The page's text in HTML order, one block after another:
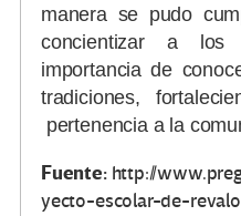
manera se pudo
concientizar a los
importancia de
tradiciones,
pertenencia a la
Fuente:http://
yecto-escolar-de-